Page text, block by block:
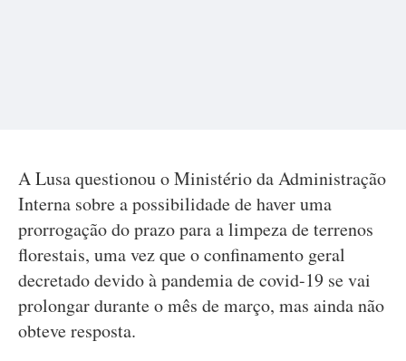
A Lusa questionou o Ministério da Administração
Interna sobre a possibilidade de haver uma
prorrogação do prazo para a limpeza de terrenos
florestais, uma vez que o confinamento geral
decretado devido à pandemia de covid-19 se vai
prolongar durante o mês de março, mas ainda não
obteve resposta.